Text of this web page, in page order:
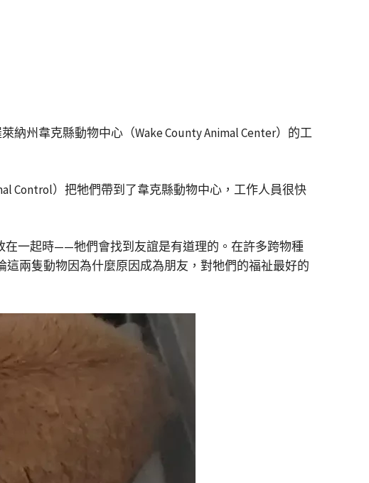
州韋克縣動物中心（Wake County Animal Center）的工
Control）把牠們帶到了韋克縣動物中心，工作人員很快
在一起時——牠們會找到友誼是有道理的。在許多跨物種
兩隻動物因為什麼原因成為朋友，對牠們的福祉最好的